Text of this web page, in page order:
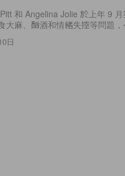
和 Angelina Jolie 於上年 9 月
大麻、酗酒和情緒失控等問題
日